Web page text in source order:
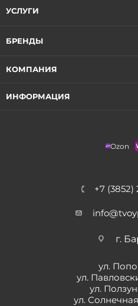
УСЛУГИ
БРЕНДЫ
КОМПАНИЯ
ИНФОРМАЦИЯ
Ozon
+7 (3852)
г.
ул.
ул.
ул.
ул.